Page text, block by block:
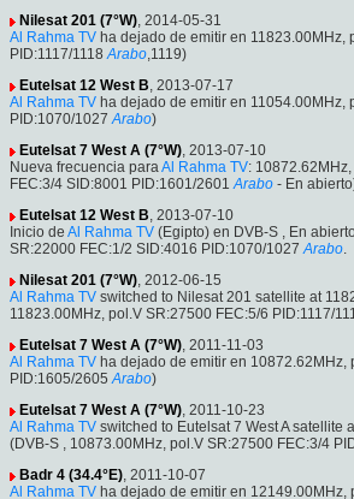
Nilesat 201 (7°W), 2014-05-31
Al Rahma TV ha dejado de emitir en 11823.00MHz,
PID:1117/1118 Arabo,1119)
Eutelsat 12 West B, 2013-07-17
Al Rahma TV ha dejado de emitir en 11054.00MHz,
PID:1070/1027 Arabo)
Eutelsat 7 West A (7°W), 2013-07-10
Nueva frecuencia paraAl Rahma TV:
FEC:3/4 SID:8001 PID:1601/2601 Arabo - En
Eutelsat 12 West B, 2013-07-10
Inicio de Al Rahma TV (Egipto) en DVB-S , En
SR:22000 FEC:1/2 SID:4016 PID:1070/1027 Arabo.
Nilesat 201 (7°W), 2012-06-15
Al Rahma TV switched to Nilesat 201 satellite at
11823.00MHz, pol.V SR:27500 FEC:5/6 PID:1117/
Eutelsat 7 West A (7°W), 2011-11-03
Al Rahma TV ha dejado de emitir en 10872.62MHz,
PID:1605/2605 Arabo)
Eutelsat 7 West A (7°W), 2011-10-23
Al Rahma TV switched to Eutelsat 7 West A satellite
(DVB-S , 10873.00MHz, pol.V SR:27500 FEC:3/4
Badr 4 (34.4°E), 2011-10-07
Al Rahma TV ha dejado de emitir en 12149.00MHz,